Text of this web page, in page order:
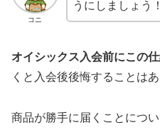
コニ
うにしましょう！
オイシックス入会前にこの
くと入会後後悔することはあ
商品が勝手に届くことにつ